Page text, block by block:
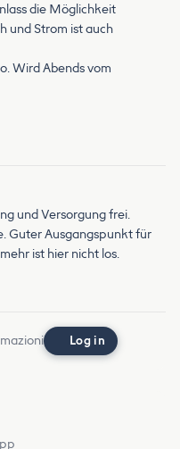
die Möglichkeit
und Strom ist auch
Wird Abends vom
und Versorgung frei.
Guter Ausgangspunkt für
ist hier nicht los.
Log in